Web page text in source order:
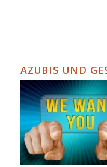
AZUBIS UND